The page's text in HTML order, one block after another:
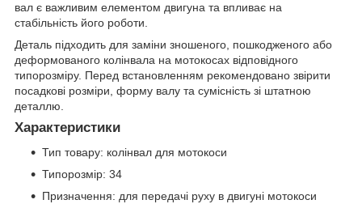
вал є важливим елементом двигуна та впливає на
стабільність його роботи.
Деталь підходить для заміни зношеного, пошкодженого або
деформованого колінвала на мотокосах відповідного
типорозміру. Перед встановленням рекомендовано звірити
посадкові розміри, форму валу та сумісність зі штатною
деталлю.
Характеристики
Тип товару: колінвал для мотокоси
Типорозмір: 34
Призначення: для передачі руху в двигуні мотокоси